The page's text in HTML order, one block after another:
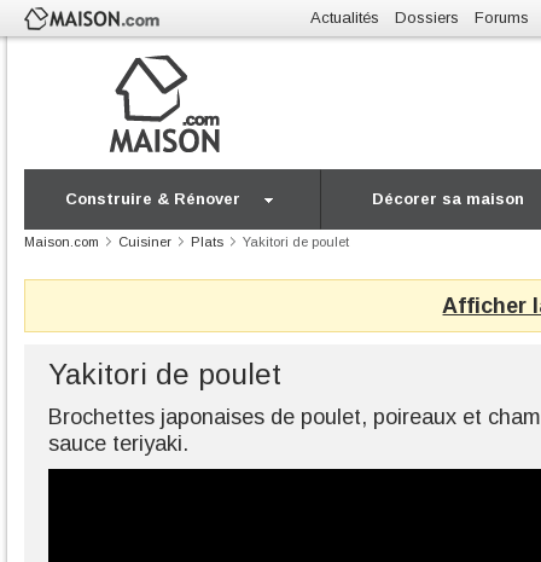
Actualités Dossiers Forums
Construire & Rénover Décorer sa maison
Maison.com Cuisiner Plats Yakitori de poulet
Afficher
Yakitori de poulet
Brochettes japonaises de poulet, poireaux et
sauce teriyaki.